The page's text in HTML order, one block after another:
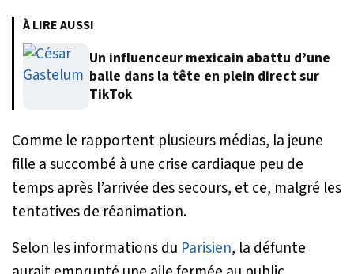
À LIRE AUSSI
Un influenceur mexicain abattu d’une
balle dans la tête en plein direct sur
TikTok
Comme le rapportent plusieurs médias, la jeune
fille a succombé à une crise cardiaque peu de
temps après l’arrivée des secours, et ce, malgré les
tentatives de réanimation.
Selon les informations du Parisien, la défunte